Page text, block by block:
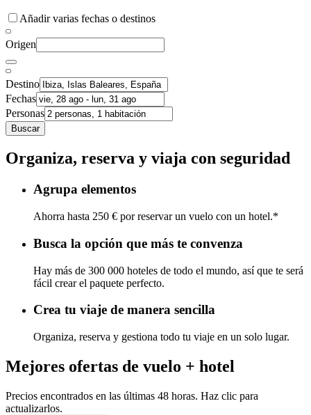
Añadir varias fechas o destinos
Origen
Destino
Fechas
Personas
Buscar
Organiza, reserva y viaja con seguridad
Agrupa elementos
Ahorra hasta 250 € por reservar un vuelo con un hotel.*
Busca la opción que más te convenza
Hay más de 300 000 hoteles de todo el mundo, así que te será
fácil crear el paquete perfecto.
Crea tu viaje de manera sencilla
Organiza, reserva y gestiona todo tu viaje en un solo lugar.
Mejores ofertas de vuelo + hotel
Precios encontrados en las últimas 48 horas. Haz clic para
actualizarlos.